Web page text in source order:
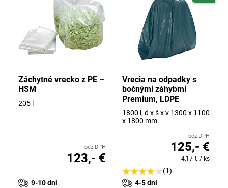
Záchytné vrecko z PE –
HSM
205 l
bez DPH
123,- €
9-10 dni
Vrecia na odpadky s
bočnými záhybmi
Premium, LDPE
1800 l, d x š x v 1300 x 1100
x 1800 mm
bez DPH
125,- €
4,17 € / ks
(1)
4-5 dni